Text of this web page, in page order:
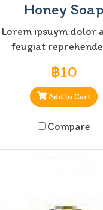
Honey Soap
Lorem ipsuym dolor
feugiat
฿10
Add to Cart
Compare